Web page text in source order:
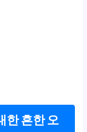
한 흔한 오